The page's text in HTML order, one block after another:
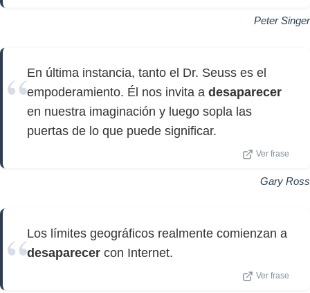
Peter Singer
En última instancia, tanto el Dr. Seuss es el
empoderamiento. Él nos invita a desaparecer
en nuestra imaginación y luego sopla las
puertas de lo que puede significar.
Ver frase
Gary Ross
Los límites geográficos realmente comienzan a
desaparecer con Internet.
Ver frase